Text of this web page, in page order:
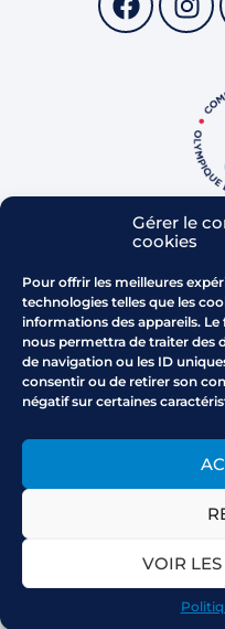
Gérer le
cookies
Pour offrir les meilleures
technologies telles que les
informations des appareils.
nous permettra de traiter des
de navigation ou les ID
consentir ou de retirer son
négatif sur certaines
VOIR
Parc de
13 480
Comment
Horaires :
© 2024
Mentions légales
Politique